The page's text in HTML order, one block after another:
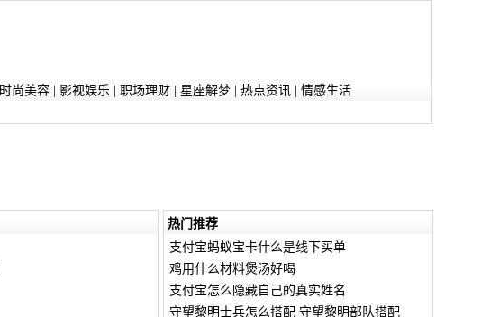
时尚美容| 影视娱乐 职场理财| 星座解梦| 热点资讯| 情感生活
热门推荐
支付宝蚂蚁宝卡什么是线下买单
鸡用什么材料煲汤好喝
支付宝怎么隐藏自己的真实姓名
守望黎明士兵怎么搭配 守望黎明部队搭配